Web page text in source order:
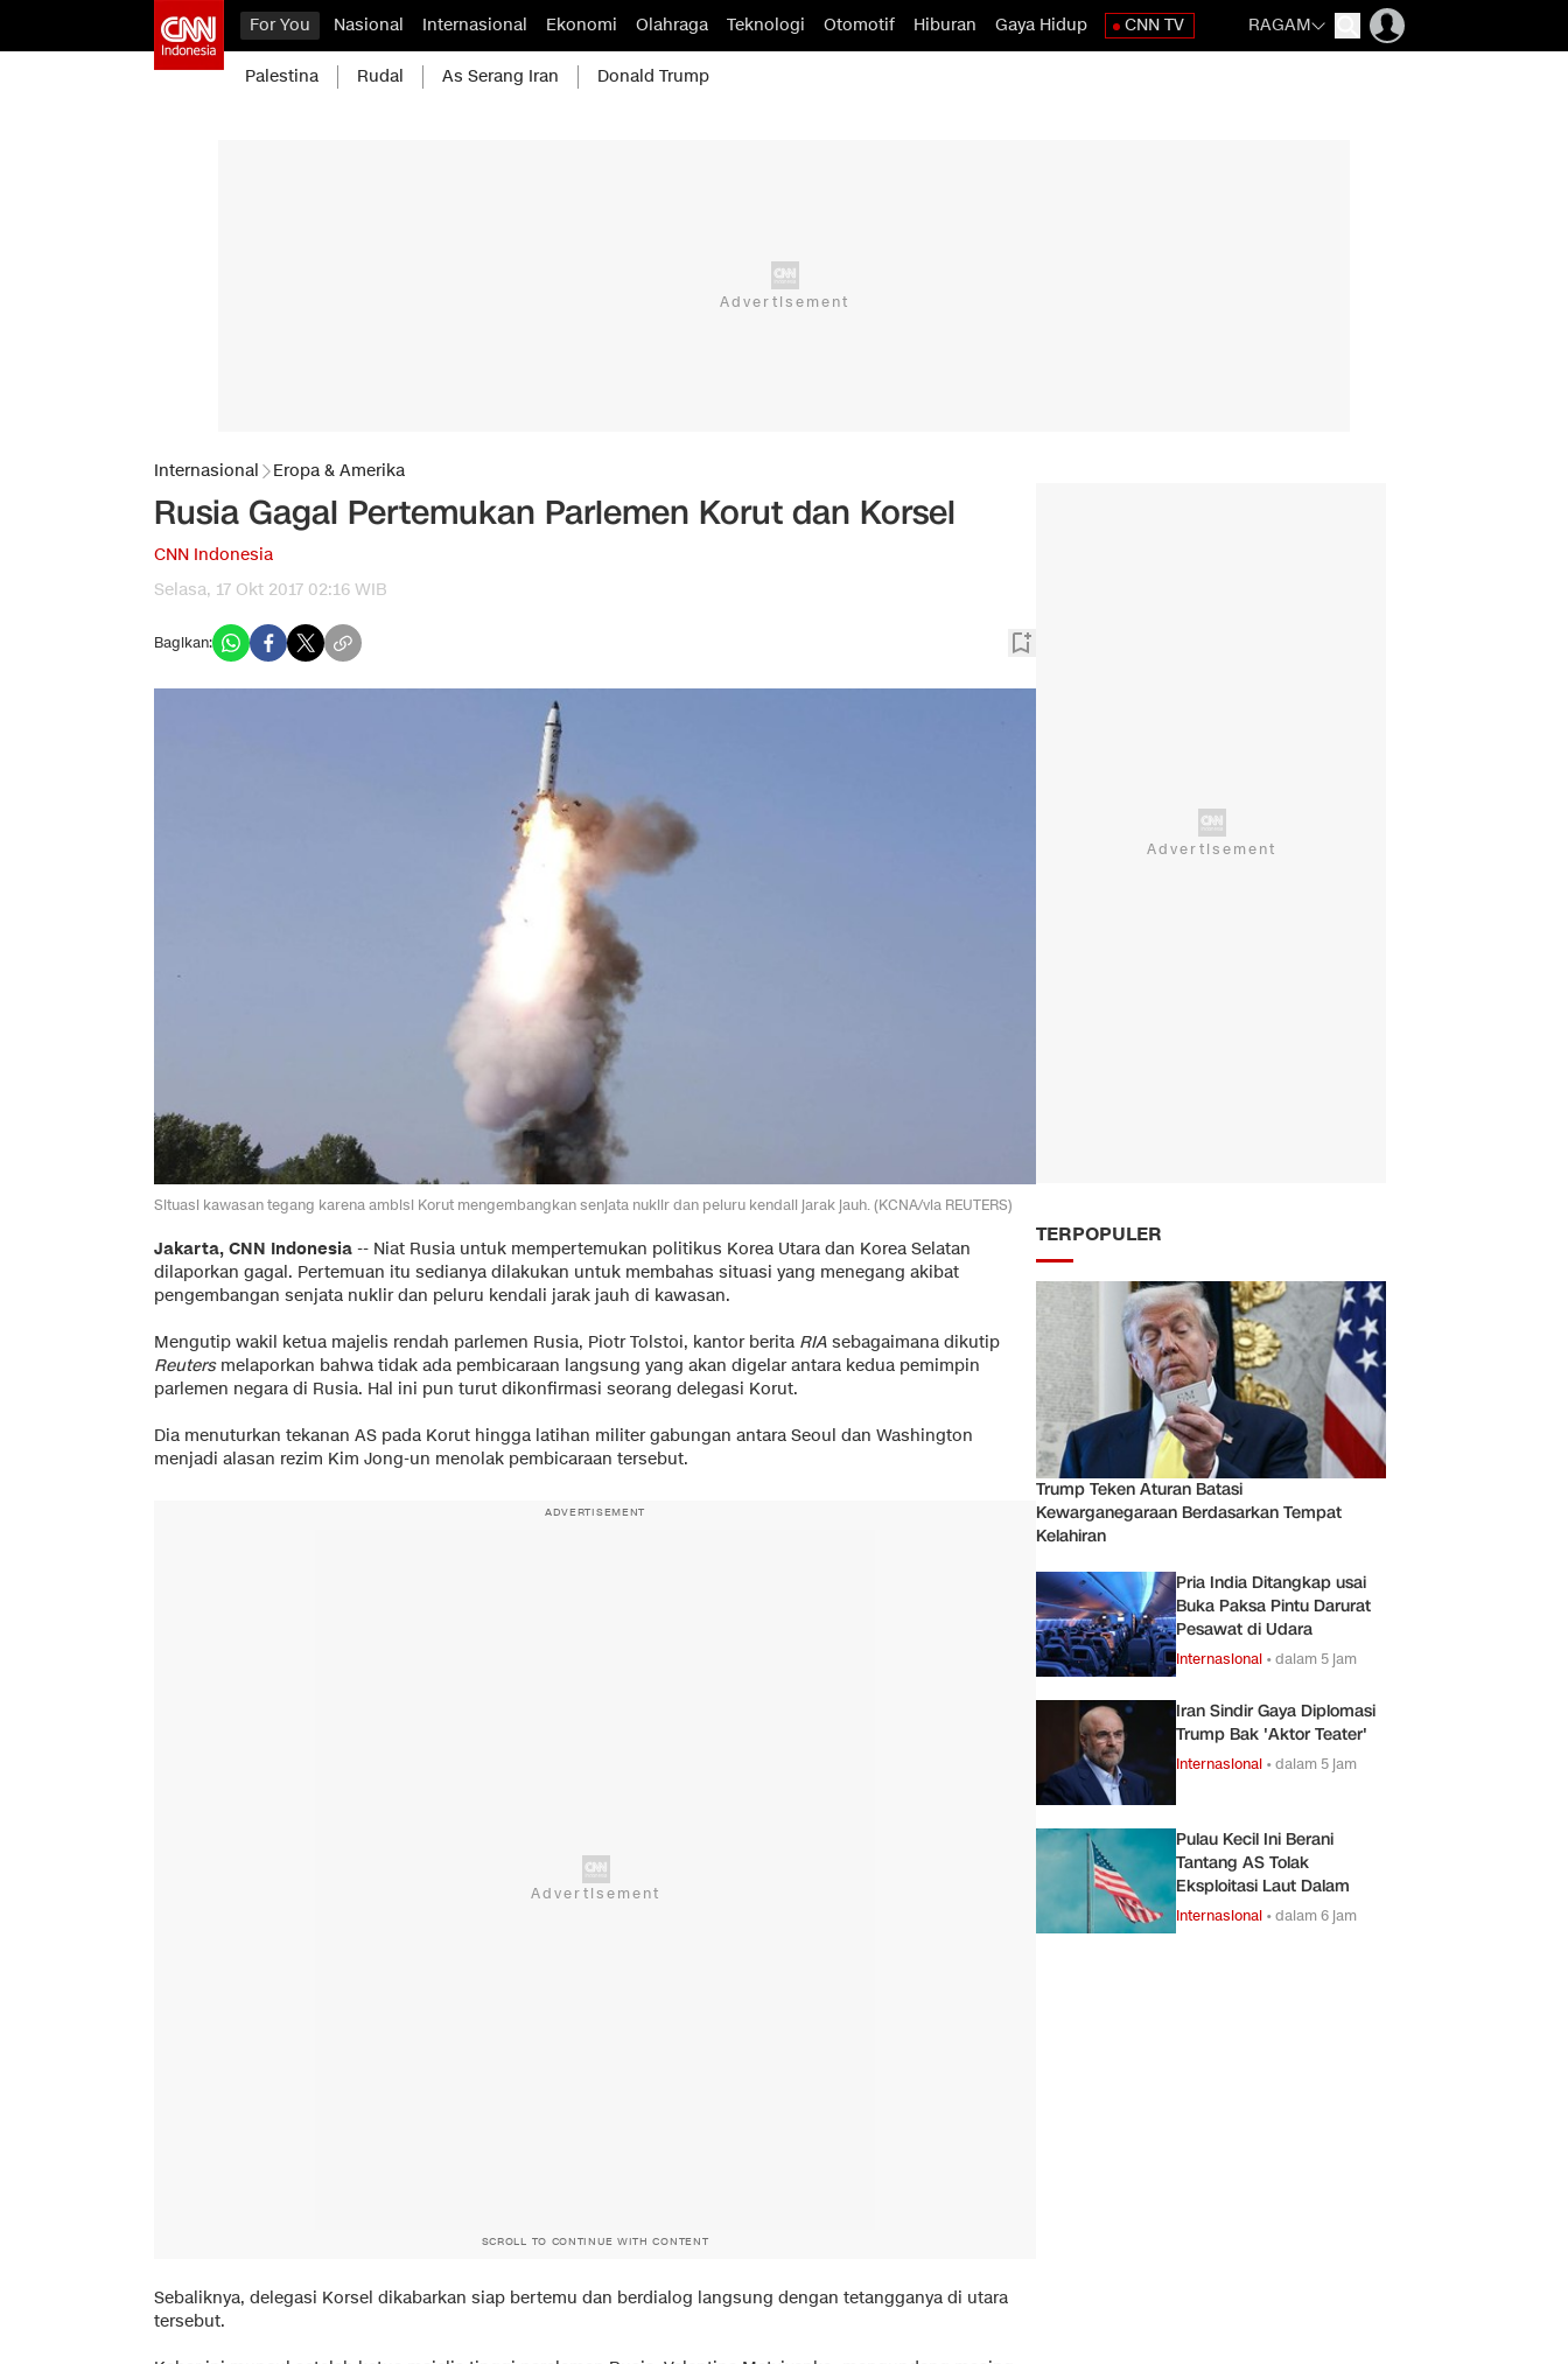
For You Nasional Internasional Ekonomi Olahraga Teknologi Otomotif Hiburan Gaya Hidup CNN TV RAGAM
Palestina Rudal As Serang Iran Donald Trump
Internasional Eropa & Amerika
Rusia Gagal Pertemukan Parlemen Korut dan Korsel
CNN Indonesia
Selasa, 17 Okt 2017 02:16 WIB
Bagikan:
Situasi kawasan tegang karena ambisi Korut mengembangkan senjata nuklir dan peluru kendali jarak jauh. (KCNA/via REUTERS)
Jakarta, CNN Indonesia -- Niat Rusia untuk mempertemukan politikus Korea Utara dan Korea Selatan
dilaporkan gagal. Pertemuan itu sedianya dilakukan untuk membahas situasi yang menegang akibat
pengembangan senjata nuklir dan peluru kendali jarak jauh di kawasan.
Mengutip wakil ketua majelis rendah parlemen Rusia, Piotr Tolstoi, kantor berita RIA sebagaimana dikutip
Reutersmelaporkan bahwa tidak ada pembicaraan langsung yang akan digelar antara kedua pemimpin
parlemen negara di Rusia. Hal ini pun turut dikonfirmasi seorang delegasi Korut.
Dia menuturkan tekanan AS pada Korut hingga latihan militer gabungan antara Seoul dan Washington
menjadi alasan rezim Kim Jong-un menolak pembicaraan tersebut.
ADVERTISEMENT
SCROLL TO CONTINUE WITH CONTENT
Sebaliknya, delegasi Korsel dikabarkan siap bertemu dan berdialog langsung dengan tetangganya di utara
tersebut.
TERPOPULER
Trump Teken Aturan Batasi
Kewarganegaraan Berdasarkan Tempat
Kelahiran
Pria India Ditangkap usai
Buka Paksa Pintu Darurat
Pesawat di Udara
Internasional •dalam 5 jam
Iran Sindir Gaya Diplomasi
Trump Bak 'Aktor Teater'
Internasional •dalam 5 jam
Pulau Kecil Ini Berani
Tantang AS Tolak
Eksploitasi Laut Dalam
Internasional •dalam 6 jam